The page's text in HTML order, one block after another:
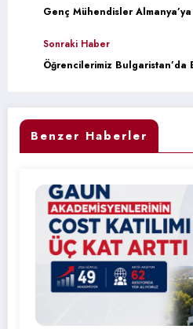
Genç Mühendisler
Sonraki Haber
Öğrencilerimiz Bulgaristan’da
Benzer Haberler